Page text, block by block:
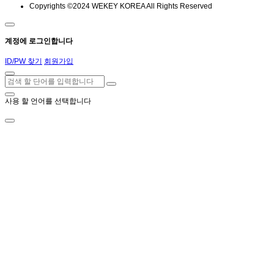
Copyrights ©2024 WEKEY KOREA All Rights Reserved
계정에 로그인합니다
ID/PW 찾기 회원가입
사용 할 언어를 선택합니다